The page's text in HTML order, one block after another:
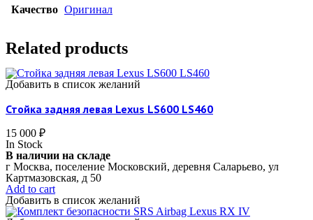
Качество Оригинал
Related products
Добавить в список желаний
Стойка задняя левая Lexus LS600 LS460
15 000 ₽
In Stock
В наличии на складе
г Москва, поселение Московский, деревня Саларьево, ул
Картмазовская, д 50
Add to cart
Добавить в список желаний